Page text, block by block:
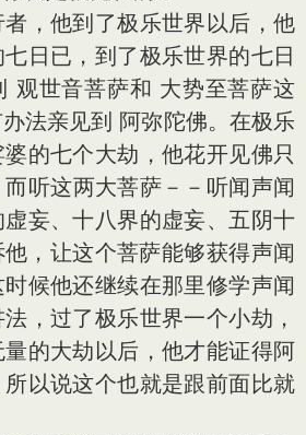
，他到了极乐世界以后，他
日已，到了极乐世界的七日
观世音菩萨和 大势至菩萨这
法亲见到 阿弥陀佛。在极乐
的七个大劫，他花开见佛只
听这两大菩萨－－听闻声闻
妄、十八界的虚妄、五阴十
，让这个菩萨能够获得声闻
候他还继续在那里修学声闻
，过了极乐世界一个小劫，
的大劫以后，他才能证得阿
以说这个也就是跟前面比就